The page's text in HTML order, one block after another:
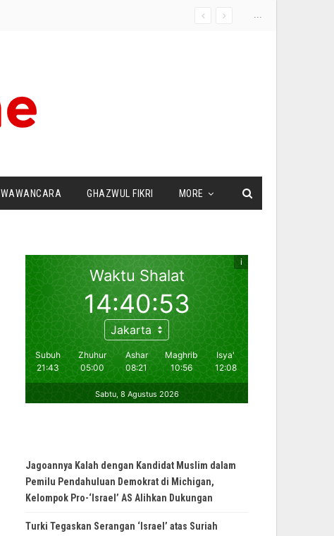
...
WAWANCARA GHAZWUL FIKRI MORE
Jagoannya Kalah dengan Kandidat Muslim dalam
Pemilu Pendahuluan Demokrat di Michigan,
Kelompok Pro-‘Israel’ AS Alihkan Dukungan
Turki Tegaskan Serangan ‘Israel’ atas Suriah